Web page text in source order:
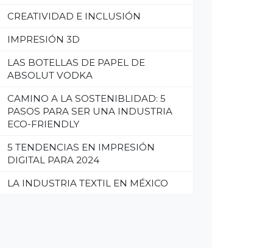
CREATIVIDAD E INCLUSIÓN
IMPRESIÓN 3D
LAS BOTELLAS DE PAPEL DE
ABSOLUT VODKA
CAMINO A LA SOSTENIBLIDAD: 5
PASOS PARA SER UNA INDUSTRIA
ECO-FRIENDLY
5 TENDENCIAS EN IMPRESIÓN
DIGITAL PARA 2024
LA INDUSTRIA TEXTIL EN MÉXICO